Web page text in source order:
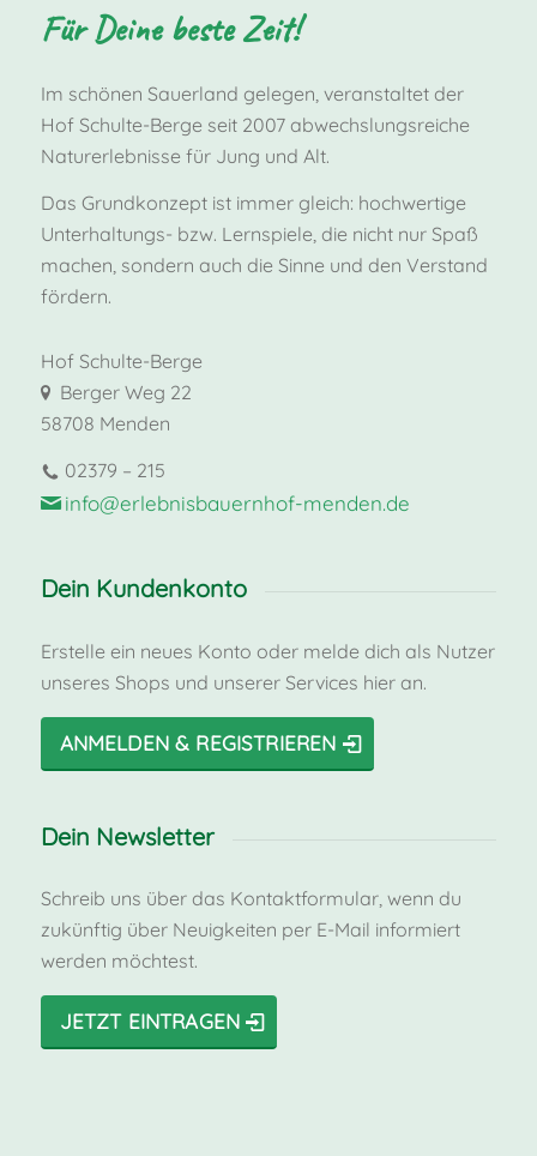
Für Deine beste Zeit!
Im schönen Sauerland gelegen, veranstaltet der
Hof Schulte-Berge seit 2007 abwechslungsreiche
Naturerlebnisse für Jung und Alt.
Das Grundkonzept ist immer gleich: hochwertige
Unterhaltungs- bzw. Lernspiele, die nicht nur Spaß
machen, sondern auch die Sinne und den Verstand
fördern.
Hof Schulte-Berge
Berger Weg 22
58708 Menden
02379 – 215
info@erlebnisbauernhof-menden.de
Dein Kundenkonto
Erstelle ein neues Konto oder melde dich als Nutzer
unseres Shops und unserer Services hier an.
ANMELDEN & REGISTRIEREN
Dein Newsletter
Schreib uns über das Kontaktformular, wenn du
zukünftig über Neuigkeiten per E-Mail informiert
werden möchtest.
JETZT EINTRAGEN